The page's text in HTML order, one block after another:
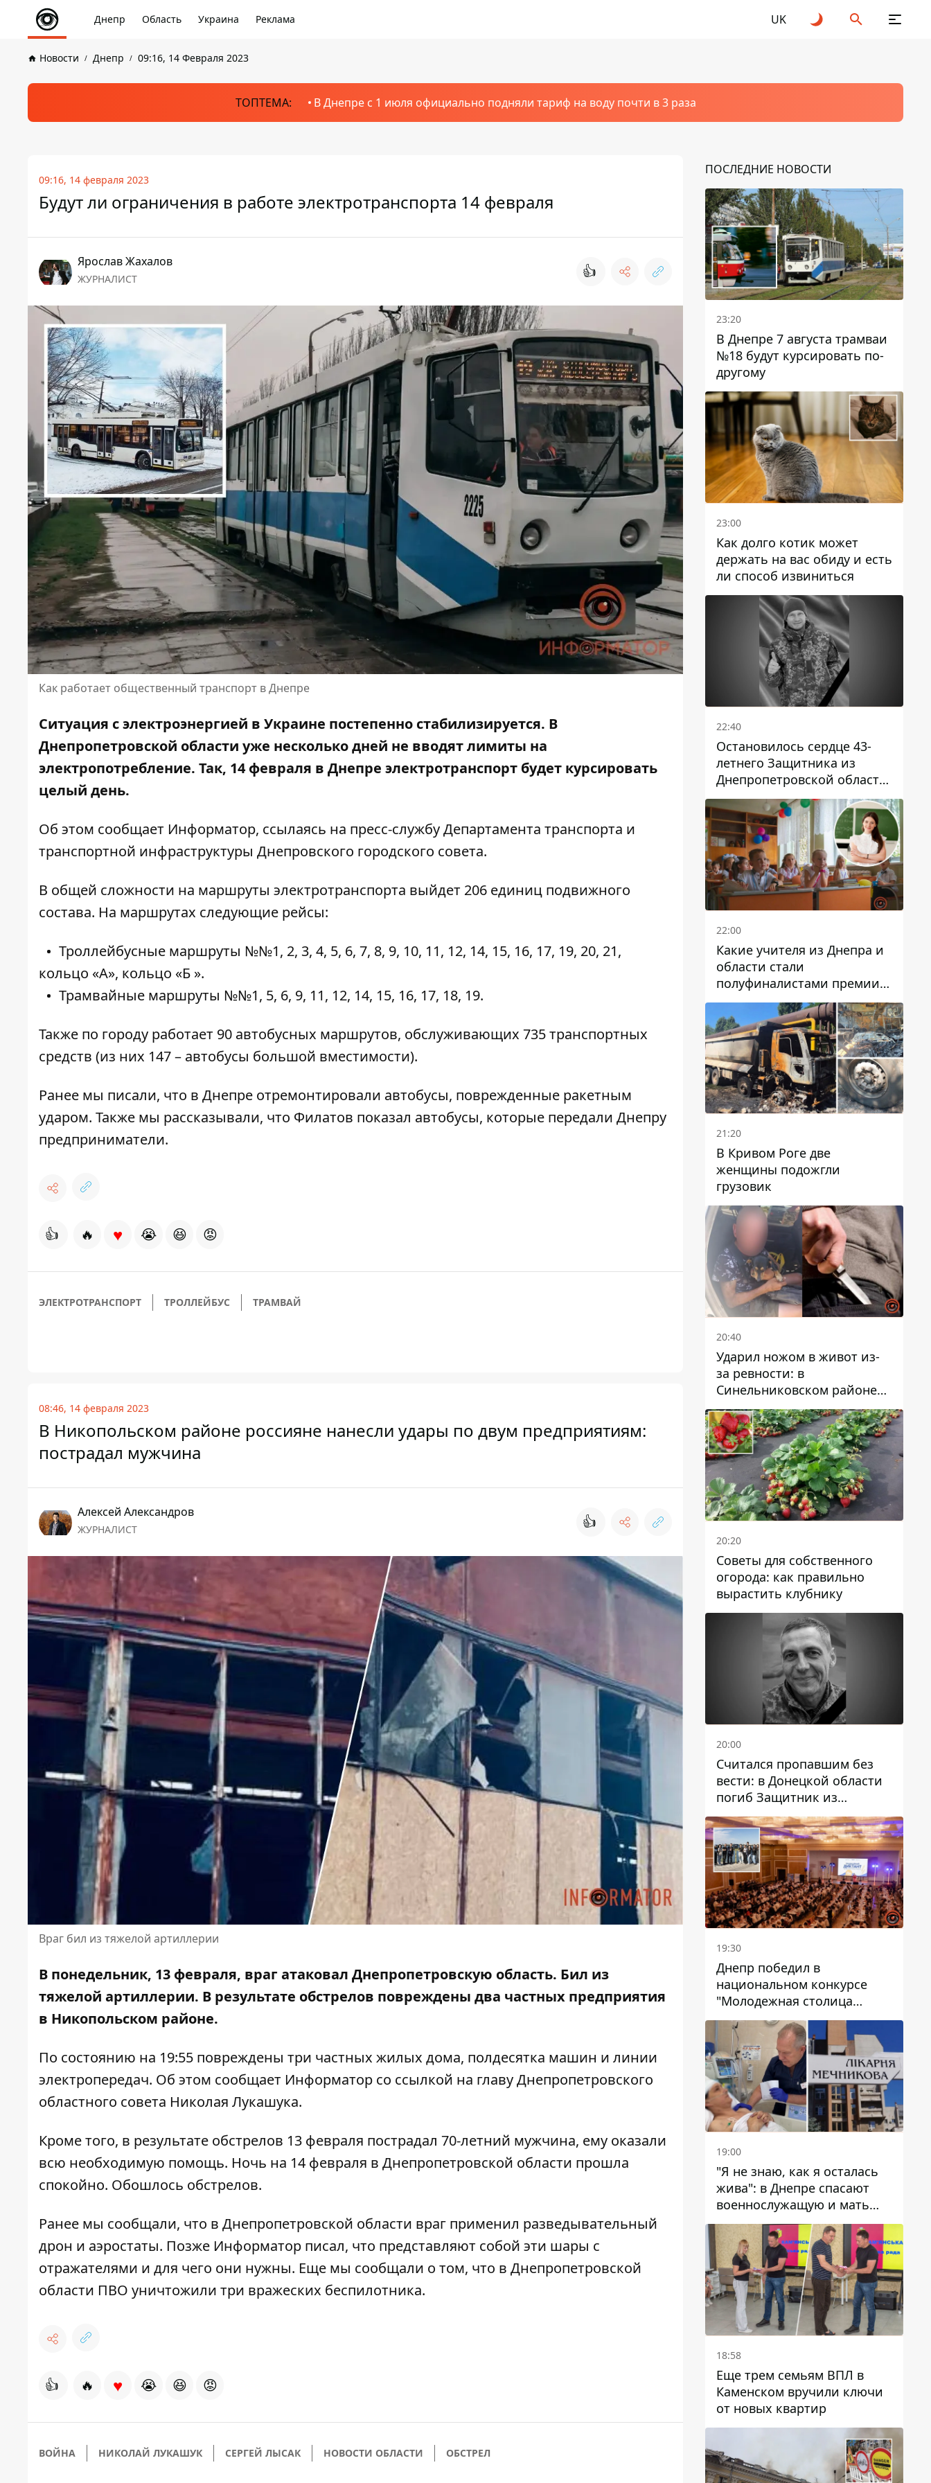
Днепр Область Украина Реклама UK
Новости Днепр 09:16, 14 Февраля 2023
ТОПТЕМА: В Днепре с 1 июля официально подняли тариф на воду почти в 3 раза
09:16, 14 февраля 2023
Будут ли ограничения в работе электротранспорта 14 февраля
Ярослав Жахалов
ЖУРНАЛИСТ 👍
Как работает общественный транспорт в Днепре
Ситуация с электроэнергией в Украине постепенно стабилизируется. В
Днепропетровской области уже несколько дней не вводят лимиты на
электропотребление. Так, 14 февраля в Днепре электротранспорт будет курсировать
целый день.
Об этом сообщает Информатор, ссылаясь на пресс-службуДепартамента транспорта и
транспортной инфраструктуры Днепровского городского совета.
В общей сложности на маршруты электротранспорта выйдет 206 единиц подвижного
состава. На маршрутах следующие рейсы:
Троллейбусные маршруты №№1, 2, 3, 4, 5, 6, 7, 8, 9, 10, 11, 12, 14, 15, 16, 17, 19, 20, 21,
кольцо «А», кольцо «Б ».
Трамвайные маршруты №№1, 5, 6, 9, 11, 12, 14, 15, 16, 17, 18, 19.
Также по городу работает 90 автобусных маршрутов, обслуживающих 735 транспортных
средств (из них 147 – автобусы большой вместимости).
Ранее мы писали, что в Днепре отремонтировали автобусы, поврежденные ракетным
ударом. Также мы рассказывали, что Филатов показал автобусы, которые передали Днепру
предприниматели.
👍 🔥 ♥ 😭 😆 😡
ЭЛЕКТРОТРАНСПОРТ ТРОЛЛЕЙБУС ТРАМВАЙ
08:46, 14 февраля 2023
В Никопольском районе россияне нанесли удары по двум предприятиям:
пострадал мужчина
Алексей Александров
ЖУРНАЛИСТ 👍
Враг бил из тяжелой артиллерии
В понедельник, 13 февраля, враг атаковал Днепропетровскую область. Бил из
тяжелой артиллерии. В результате обстрелов повреждены два частных предприятия
в Никопольском районе.
По состоянию на 19:55 повреждены три частных жилых дома, полдесятка машин и линии
электропередач. Об этом сообщает Информатор со ссылкой на главу Днепропетровского
областного совета Николая Лукашука.
Кроме того, в результате обстрелов 13 февраля пострадал 70-летний мужчина, ему оказали
всю необходимую помощь. Ночь на 14 февраля в Днепропетровской области прошла
спокойно. Обошлось обстрелов.
Ранее мы сообщали, что в Днепропетровской области враг применил разведывательный
дрон и аэростаты. Позже Информатор писал, что представляют собой эти шары с
отражателями и для чего они нужны. Еще мы сообщали о том, что в Днепропетровской
области ПВО уничтожили три вражеских беспилотника.
👍 🔥 ♥ 😭 😆 😡
ВОЙНА НИКОЛАЙ ЛУКАШУК СЕРГЕЙ ЛЫСАК НОВОСТИ ОБЛАСТИ ОБСТРЕЛ
ПОСЛЕДНИЕ НОВОСТИ
23:20
В Днепре 7 августа трамваи
№18 будут курсировать по-
другому
23:00
Как долго котик может
держать на вас обиду и есть
ли способ извиниться
22:40
Остановилось сердце 43-
летнего Защитника из
Днепропетровской области
Евгения Зинченко
22:00
Какие учителя из Днепра и
области стали
полуфиналистами премии
Global Teacher Prize Ukraine
2026
21:20
В Кривом Роге две
женщины подожгли
грузовик
20:40
Ударил ножом в живот из-
за ревности: в
Синельниковском районе
задержали 49-летнего
мужчину за убийство
20:20
Советы для собственного
огорода: как правильно
вырастить клубнику
20:00
Считался пропавшим без
вести: в Донецкой области
погиб Защитник из
Каменского Антон
Красовский
19:30
Днепр победил в
национальном конкурсе
"Молодежная столица
Украины – 2026"
19:00
"Я не знаю, как я осталась
жива": в Днепре спасают
военнослужащую и мать
четверых детей, которую
ранил КАБ
18:58
Еще трем семьям ВПЛ в
Каменском вручили ключи
от новых квартир